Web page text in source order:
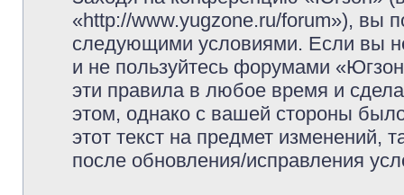
«http://www.yugzone.ru/forum»), вы
следующими условиями. Если вы
и не пользуйтесь форумами
эти правила в любое время и
этом, однако с вашей стороны
этот текст на предмет изменений,
после обновления/исправления